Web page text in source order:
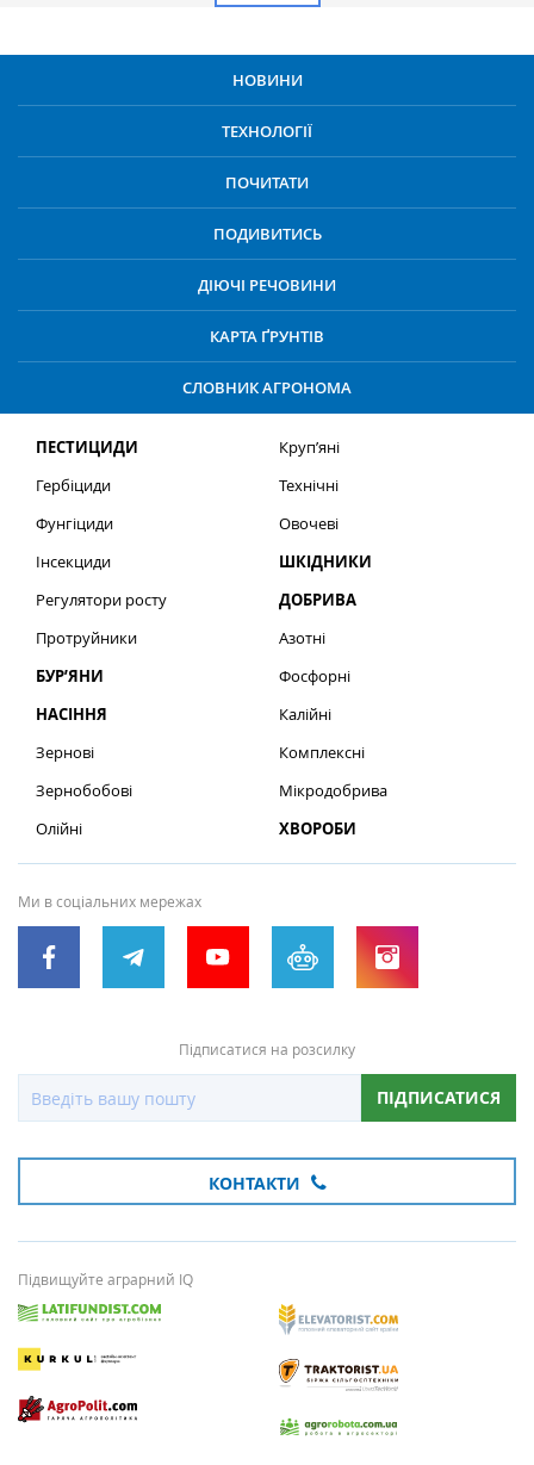
НОВИНИ
ТЕХНОЛОГІЇ
ПОЧИТАТИ
ПОДИВИТИСЬ
ДІЮЧІ РЕЧОВИНИ
КАРТА ҐРУНТІВ
СЛОВНИК АГРОНОМА
ПЕСТИЦИДИ
Гербіциди
Фунгіциди
Інсекциди
Регулятори росту
Протруйники
БУР’ЯНИ
НАСІННЯ
Зернові
Зернобобові
Олійні
Круп’яні
Технічні
Овочеві
ШКІДНИКИ
ДОБРИВА
Азотні
Фосфорні
Калійні
Комплексні
Мікродобрива
ХВОРОБИ
Ми в соціальних мережах
Підписатися на розсилку
ПІДПИСАТИСЯ
КОНТАКТИ
Підвищуйте аграрний IQ